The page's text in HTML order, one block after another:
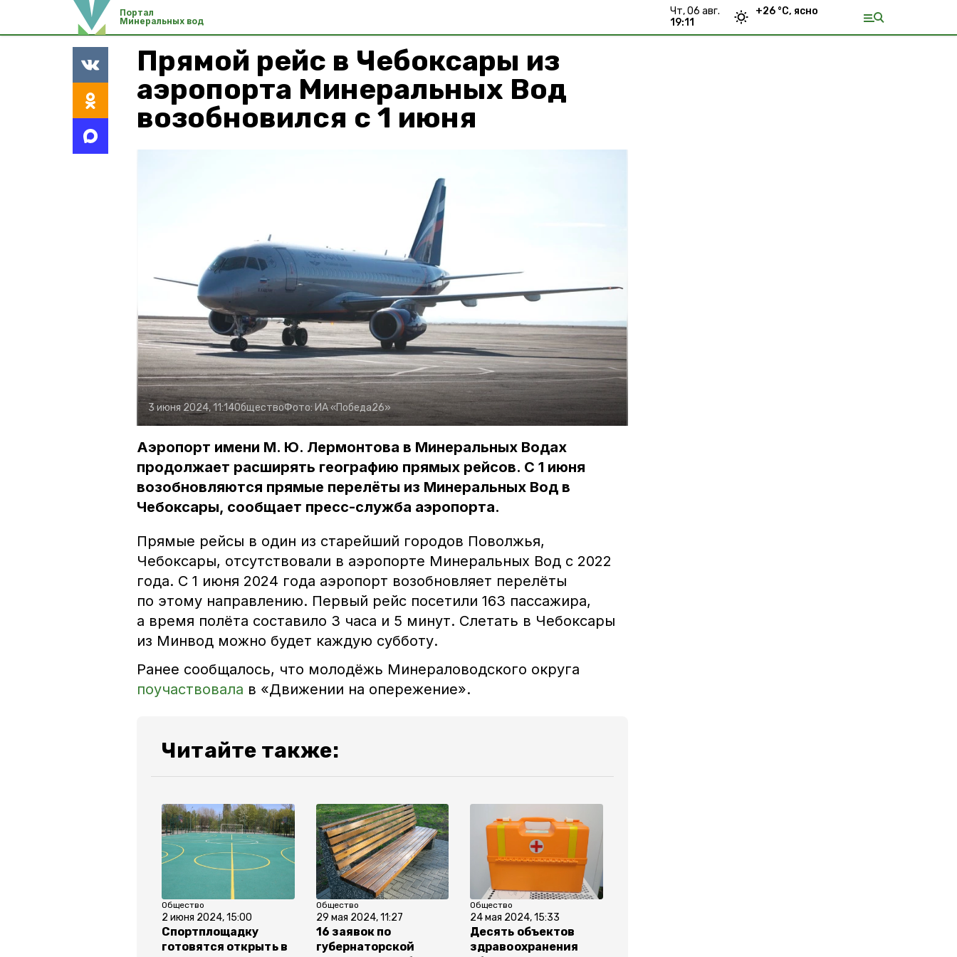
Портал
Минеральных вод
чт, 06 авг.
19:11
+26 °С, ясно
Прямой рейс в Чебоксары из
аэропорта Минеральных Вод
возобновился с 1 июня
3 июня 2024, 11:14ОбществоФото: ИА «Победа26»
Аэропорт имени М. Ю. Лермонтова в Минеральных Водах
продолжает расширять географию прямых рейсов. С 1 июня
возобновляются прямые перелёты из Минеральных Вод в
Чебоксары, сообщает пресс-служба аэропорта.
Прямые рейсы в один из старейший городов Поволжья,
Чебоксары, отсутствовали в аэропорте Минеральных Вод с 2022
года. С 1 июня 2024 года аэропорт возобновляет перелёты
по этому направлению. Первый рейс посетили 163 пассажира,
а время полёта составило 3 часа и 5 минут. Слетать в Чебоксары
из Минвод можно будет каждую субботу.
Ранее сообщалось, что молодёжь Минераловодского округа
поучаствовала в «Движении на опережение».
Читайте также:
Общество
2 июня 2024, 15:00
Спортплощадку
готовятся открыть в
Общество
29 мая 2024, 11:27
16 заявок по
губернаторской
Общество
24 мая 2024, 15:33
Десять объектов
здравоохранения